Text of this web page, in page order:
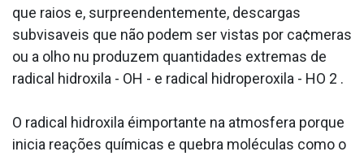
que raios e, surpreendentemente, descargas
subvisa­veis que não podem ser vistas por ca¢meras
ou a olho nu produzem quantidades extremas de
radical hidroxila - OH - e radical hidroperoxila - HO 2 .
O radical hidroxila éimportante na atmosfera porque
inicia reações químicas e quebra moléculas como o